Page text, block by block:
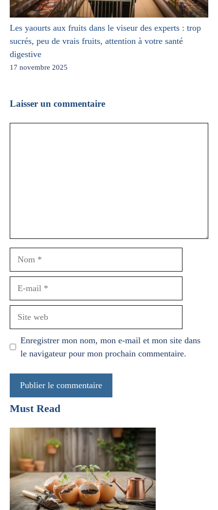
Les yaourts aux fruits dans le viseur des experts : trop
sucrés, peu de vrais fruits, attention à votre santé
digestive
17 novembre 2025
Laisser un commentaire
Enregistrer mon nom, mon e-mail et mon site dans
le navigateur pour mon prochain commentaire.
Must Read